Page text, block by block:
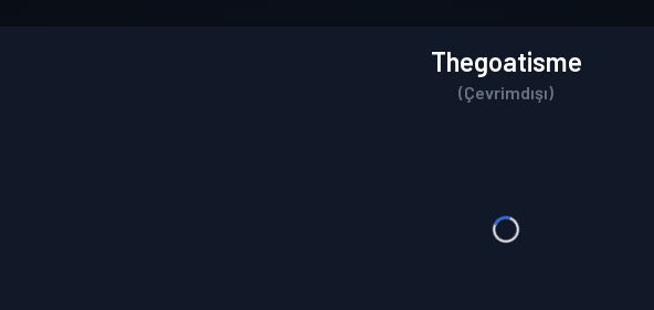
Thegoatisme
(Çevrimdışı)